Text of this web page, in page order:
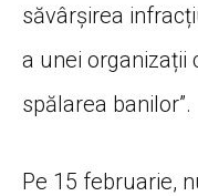
săvârșirea
a unei organizații
spălarea banilor”.
Pe 15 februarie,